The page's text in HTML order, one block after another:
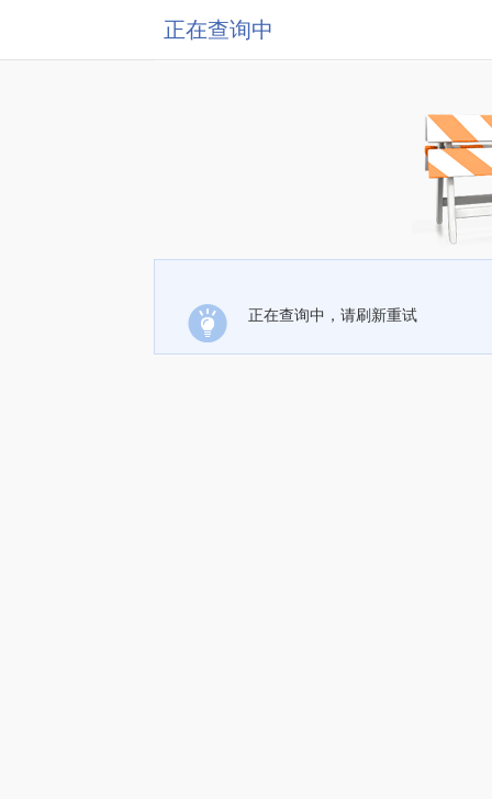
正在查询中
正在查询中，请刷新重试